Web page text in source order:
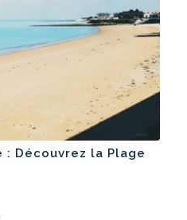
: Découvrez la Plage